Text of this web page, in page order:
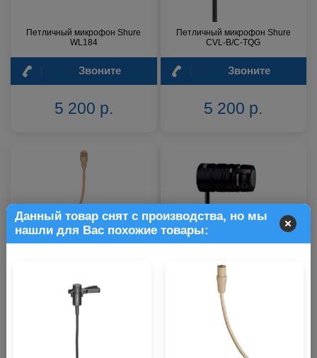
Данный товар снят с производства, но мы
нашли для Вас похожие товары:
Петличный микрофон Shure
WL184
Звоните
5 200 р.
Петличный микрофон Shure
CVL-B/C-TQG
Звоните
5 200 р.
TL46B/O-MTQG
Звоните
9 300 р.
Петличный микрофон Shure
MX185
9 300 р.